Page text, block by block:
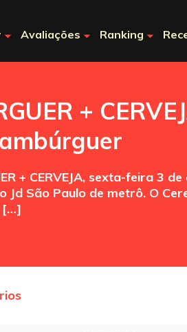
Avaliações Ranking
+
+ CERVEJA, sexta-feira 3
São Paulo de metrô. O
[…]